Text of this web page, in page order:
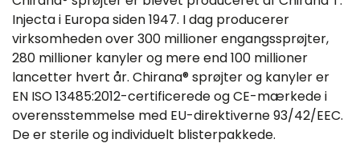
Injecta i Europa siden 1947. I dag producerer
virksomheden over 300 millioner engangssprøjter,
280 millioner kanyler og mere end 100 millioner
lancetter hvert år. Chirana® sprøjter og kanyler er
EN ISO 13485:2012-certificerede og CE-mærkede i
overensstemmelse med EU-direktiverne 93/42/EEC.
De er sterile og individuelt blisterpakkede.